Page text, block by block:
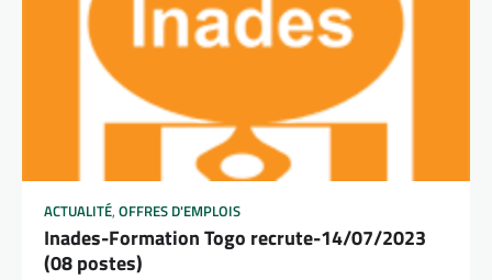
ACTUALITÉ, OFFRES D'EMPLOIS
Inades-Formation Togo recrute-14/07/2023
(08 postes)